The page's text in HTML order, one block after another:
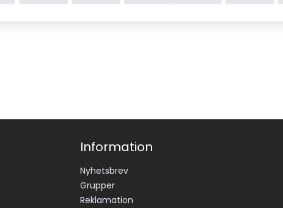
Information
Nyhetsbrev
Grupper
Reklamation